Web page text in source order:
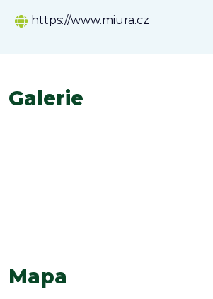
https://www.miura.cz
Galerie
Mapa